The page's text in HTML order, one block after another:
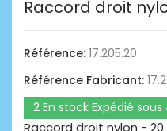
Raccord droit
Référence: 17.205.20
Référence Fabricant:
2 En stock Expédié
Raccord droit nylon -